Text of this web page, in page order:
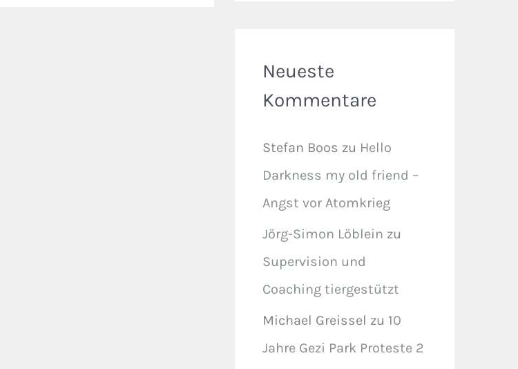
Neueste
Kommentare
Stefan Boos zu Hello
Darkness my old friend –
Angst vor Atomkrieg
Jörg-Simon Löblein zu
Supervision und
Coaching tiergestützt
Michael Greissel zu 10
Jahre Gezi Park Proteste 2